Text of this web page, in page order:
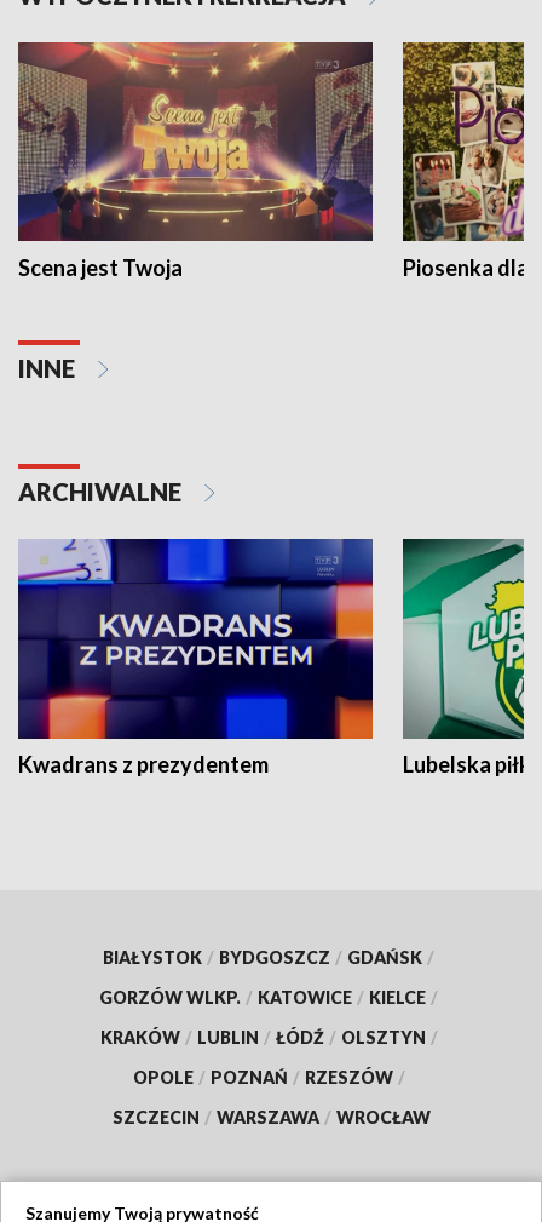
Scena jest Twoja Piosenka dla
INNE
ARCHIWALNE
Kwadrans z prezydentem Lubelska piłka
BIAŁYSTOK / BYDGOSZCZ / GDAŃSK /
GORZÓW WLKP. / KATOWICE / KIELCE /
KRAKÓW / LUBLIN / ŁÓDŹ / OLSZTYN /
OPOLE / POZNAŃ / RZESZÓW /
SZCZECIN / WARSZAWA / WROCŁAW
Szanujemy Twoją prywatność